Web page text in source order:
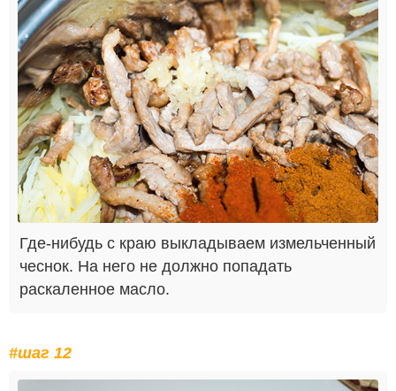
Где-нибудь с краю выкладываем измельченный
чеснок. На него не должно попадать
раскаленное масло.
#шаг 12